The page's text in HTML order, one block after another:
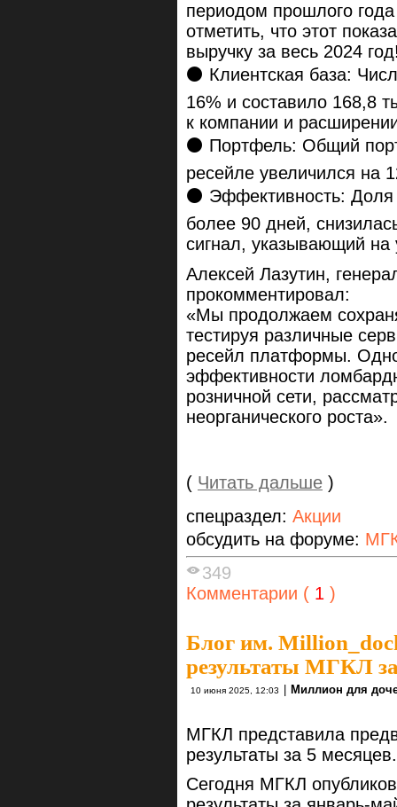
периодом прошлого
отметить, что этот
выручку за весь 2024
⚫️ Клиентская база:
16% и составило 168,8
к компании и
⚫️ Портфель: Общий
ресейле увеличился на
⚫️ Эффективность:
более 90 дней,
сигнал, указывающий на
Алексей Лазутин,
прокомментировал:
«Мы продолжаем
тестируя различные
ресейл платформы.
эффективности
розничной сети,
неорганического роста».
( Читать дальше )
спецраздел: Акции
обсудить на форуме:
349
Комментарии ( 1 )
Блог им.
результаты МГКЛ за
10 июня 2025, 12:03 Миллион для
МГКЛ представила
результаты за 5 месяцев.
Сегодня МГКЛ